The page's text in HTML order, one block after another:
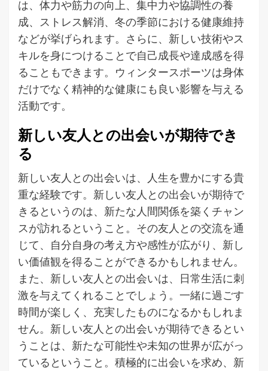
は、体力や筋力の向上、集中力や協調性の養
成、ストレス解消、冬の季節における健康維持
などが挙げられます。さらに、新しい技術やス
キルを身につけることで自己成長や達成感を得
ることもできます。ウィンタースポーツは身体
だけでなく精神的な健康にも良い影響を与える
活動です。
新しい友人との出会いが期待でき
る
新しい友人との出会いは、人生を豊かにする貴
重な経験です。新しい友人との出会いが期待で
きるというのは、新たな人間関係を築くチャン
スが訪れるということ。その友人との交流を通
じて、自分自身の考え方や感性が広がり、新し
い価値観を得ることができるかもしれません。
また、新しい友人との出会いは、日常生活に刺
激を与えてくれることでしょう。一緒に過ごす
時間が楽しく、充実したものになるかもしれま
せん。新しい友人との出会いが期待できるとい
うことは、新たな可能性や未知の世界が広がっ
ているということ。積極的に出会いを求め、新